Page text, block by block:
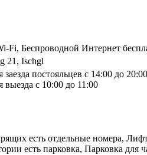
Fi, Беспроводной Интернет
21, Ischgl
заезда постояльцев с 14:00 до 20:00
выезда с 10:00 до 11:00
есть отдельные номера,
есть парковка, Парковка для